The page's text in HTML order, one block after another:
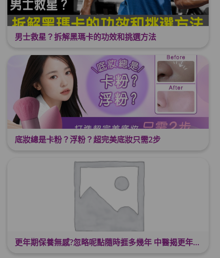
男士救星？拆解黑瑪卡的功效和挑選方法
底妝總是卡粉？浮粉？超完美底妝只需2步
更年期保養無感?忽略呢點隨時捱多幾年 中醫揭更年保養關鍵 輕鬆舒適渡過更年期